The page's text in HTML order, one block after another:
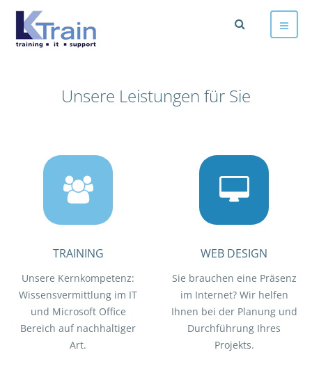
Unsere Leistungen für Sie
TRAINING
Unsere Kernkompetenz:
Wissensvermittlung im IT
und Microsoft Office
Bereich auf nachhaltiger
Art.
WEB DESIGN
Sie brauchen eine Präsenz
im Internet? Wir helfen
Ihnen bei der Planung und
Durchführung Ihres
Projekts.